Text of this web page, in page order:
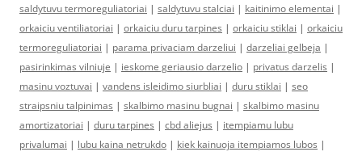
saldytuvu termoreguliatoriai | saldytuvu stalciai | kaitinimo elementai |
orkaiciu ventiliatoriai | orkaiciu duru tarpines | orkaiciu stiklai | orkaiciu
termoreguliatoriai | parama privaciam darzeliui | darzeliai gelbeja |
pasirinkimas vilniuje | ieskome geriausio darzelio | privatus darzelis |
masinu voztuvai | vandens isleidimo siurbliai | duru stiklai | seo
straipsniu talpinimas | skalbimo masinu bugnai | skalbimo masinu
amortizatoriai | duru tarpines | cbd aliejus | itempiamu lubu
privalumai | lubu kaina netrukdo | kiek kainuoja itempiamos lubos |